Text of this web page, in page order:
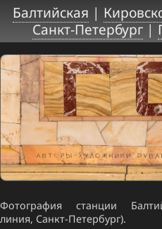
Балтийская |
Санкт-Петербург|
Фотография станции
линия, Санкт-Петербург).